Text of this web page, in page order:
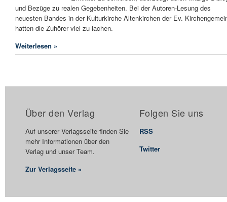
und Bezüge zu realen Gegebenheiten. Bei der Autoren-Lesung des
neuesten Bandes in der Kulturkirche Altenkirchen der Ev.
hatten die Zuhörer viel zu lachen.
Weiterlesen »
Über den Verlag
Auf unserer Verlagsseite finden Sie
mehr Informationen über den
Verlag und unser Team.
Zur Verlagsseite »
Folgen Sie uns
RSS
Twitter